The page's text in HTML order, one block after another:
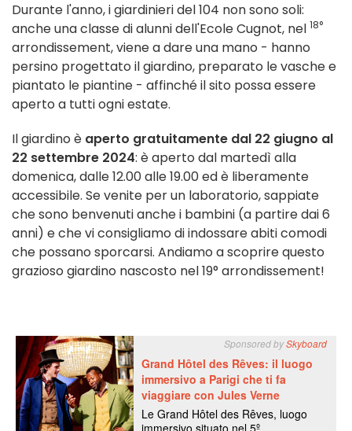
Durante l'anno, i giardinieri del 104 non sono soli:
anche una classe di alunni dell'Ecole Cugnot, nel 18°
arrondissement, viene a dare una mano - hanno
persino progettato il giardino, preparato le vasche e
piantato le piantine - affinché il sito possa essere
aperto a tutti ogni estate.
Il giardino è aperto gratuitamente dal 22 giugno al
22 settembre 2024: è aperto dal martedì alla
domenica, dalle 12.00 alle 19.00 ed è liberamente
accessibile. Se venite per un laboratorio, sappiate
che sono benvenuti anche i bambini (a partire dai 6
anni) e che vi consigliamo di indossare abiti comodi
che possano sporcarsi. Andiamo a scoprire questo
grazioso giardino nascosto nel 19° arrondissement!